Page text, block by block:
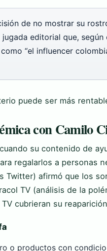
de no mostrar su
jugada editorial que,
“el influencer
puede ser más
con Camilo
su contenido de
regalarlos a personas
Twitter) afirmó que los
TV (análisis de la
cubrieran su
o productos con